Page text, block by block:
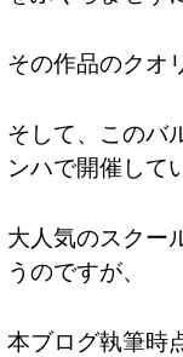
その作品のクオ
そして、このバ
ンハで開催して
大人気のスクー
うのですが、
本ブログ執筆時